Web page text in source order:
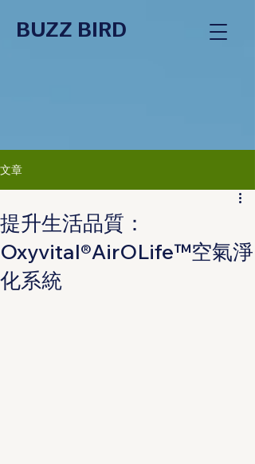
BUZZ BIRD
文章
提升生活品質：
Oxyvital®AirOLife™空氣淨
化系統